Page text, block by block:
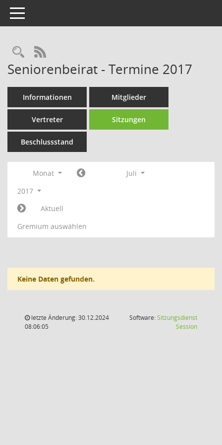
Toggle navigation
Rechercheauswahl
RSS-Feed
Seniorenbeirat - Termine 2017
Informationen Mitglieder
Vertreter Sitzungen
Beschlussstand
Monat
Juli
2017
Aktuell
Gremium auswählen
Keine Daten gefunden.
letzte Änderung: 30.12.2024
08:06:05
Software:Sitzungsdienst
Session(Wird in